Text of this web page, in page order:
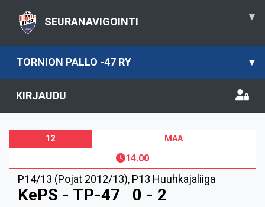
SEURANAVIGOINTI ▾
TORNION PALLO -47 RY ▾
KIRJAUDU
12 MAA
14.00
P14/13 (Pojat 2012/13), P13 Huuhkajaliiga
KePS - TP-47 0 - 2